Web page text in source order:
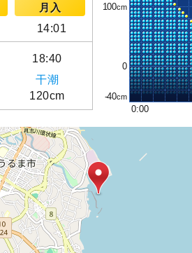
月入
14:01
18:40
干潮
120cm
100
0
-40
0:00